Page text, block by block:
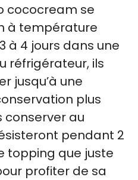
cococream se
à température
à 4 jours dans une
réfrigérateur, ils
jusqu’à une
plus
conserver au
pendant 2
topping que juste
profiter de sa